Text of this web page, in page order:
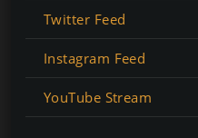
Twitter Feed
Instagram Feed
YouTube Stream